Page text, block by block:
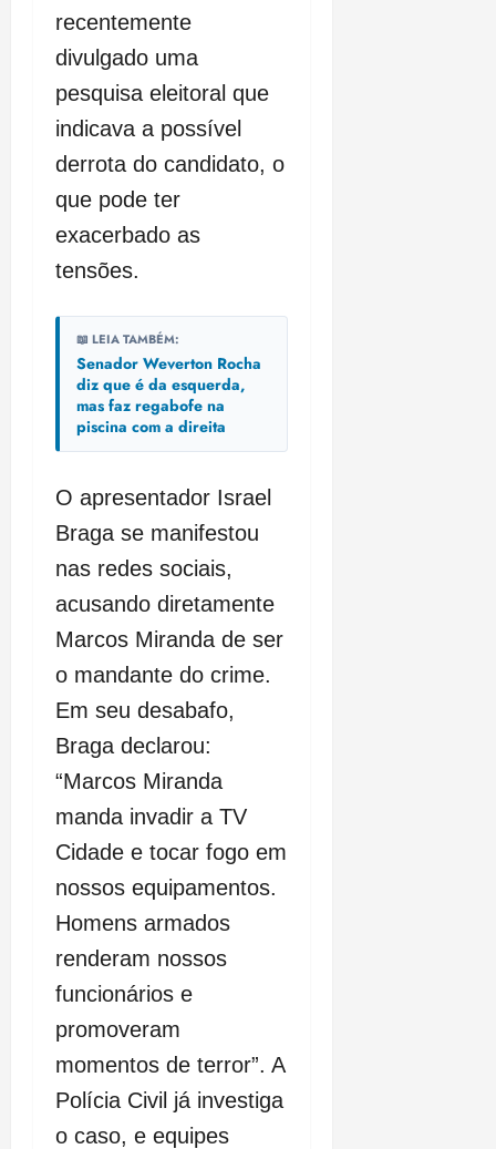
recentemente
divulgado uma
pesquisa eleitoral que
indicava a possível
derrota do candidato, o
que pode ter
exacerbado as
tensões.
📖 LEIA TAMBÉM:
Senador Weverton Rocha
diz que é da esquerda,
mas faz regabofe na
piscina com a direita
O apresentador Israel
Braga se manifestou
nas redes sociais,
acusando diretamente
Marcos Miranda de ser
o mandante do crime.
Em seu desabafo,
Braga declarou:
“Marcos Miranda
manda invadir a TV
Cidade e tocar fogo em
nossos equipamentos.
Homens armados
renderam nossos
funcionários e
promoveram
momentos de terror”. A
Polícia Civil já investiga
o caso, e equipes